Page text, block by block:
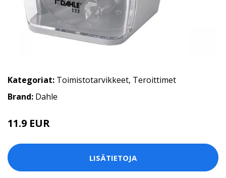
Kategoriat: Toimistotarvikkeet, Teroittimet
Brand: Dahle
11.9 EUR
LISÄTIETOJA